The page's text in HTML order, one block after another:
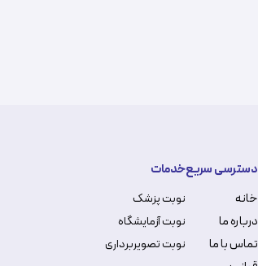
دسترسی سریع
خانه
درباره ما
تماس با ما
خدمات
نوبت پزشک
نوبت آزمایشگاه
نوبت تصویربرداری